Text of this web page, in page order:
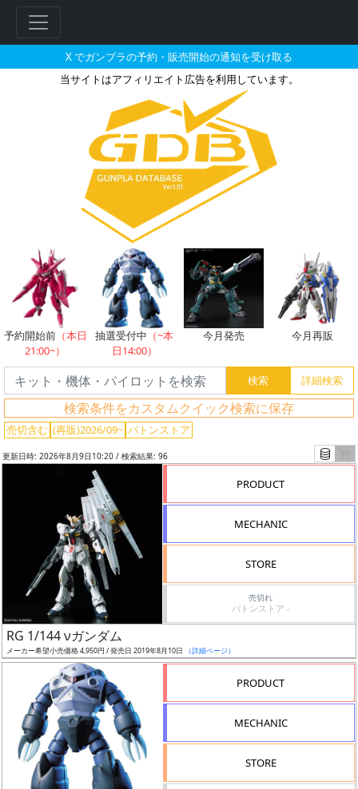
X でガンプラの予約・販売開始の通知を受け取る
当サイトはアフィリエイト広告を利用しています。
バトンストアで2026年09月に再
予約開始前（本日
21:00~）
抽選受付中 （~本
日14:00）
今月発売 今月再販
検索条件をカスタムクイック検索に保存
売切含む (再販)2026/09~ バトンストア
フ
リ
ー
更新日時: 2026年8月9日10:20 / 検索結果: 96
PRODUCT
MECHANIC
STORE
売切れ
バトンストア -
RG 1/144 νガンダム
メーカー希望小売価格 4,950円 / 発売日 2019年8月10日 （詳細ページ）
PRODUCT
MECHANIC
STORE